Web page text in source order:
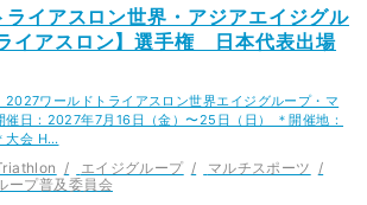
イアスロン世界・アジアエイジグル
イアスロン】選手権 日本代表出場
2027ワールドトライアスロン世界エイジグループ・マ
催日：2027年7月16日（金）〜25日（日） ＊開催地：
大会 H…
エイジグループ
マルチスポーツ
ープ普及委員会